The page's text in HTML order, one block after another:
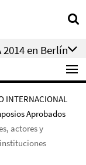
en Berlín
INTERNACIONAL
Aprobados
actores y